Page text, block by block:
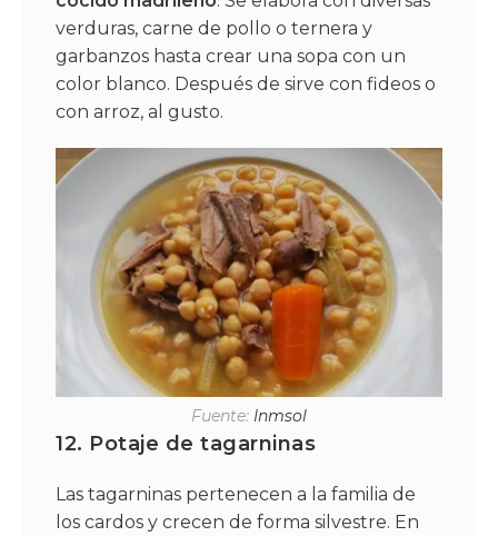
verduras, carne de pollo o ternera y
garbanzos hasta crear una sopa con un
color blanco. Después de sirve con fideos o
con arroz, al gusto.
Fuente: Inmsol
12. Potaje de tagarninas
Las tagarninas pertenecen a la familia de
los cardos y crecen de forma silvestre. En